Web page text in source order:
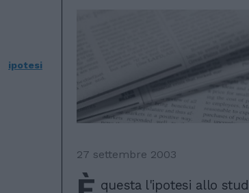
ipotesi
27 settembre 2003
questa l'ipotesi allo